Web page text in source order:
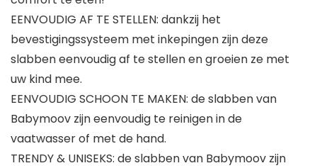
EENVOUDIG AF TE STELLEN: dankzij het
bevestigingssysteem met inkepingen zijn deze
slabben eenvoudig af te stellen en groeien ze met
uw kind mee.
EENVOUDIG SCHOON TE MAKEN: de slabben van
Babymoov zijn eenvoudig te reinigen in de
vaatwasser of met de hand.
TRENDY & UNISEKS: de slabben van Babymoov zijn